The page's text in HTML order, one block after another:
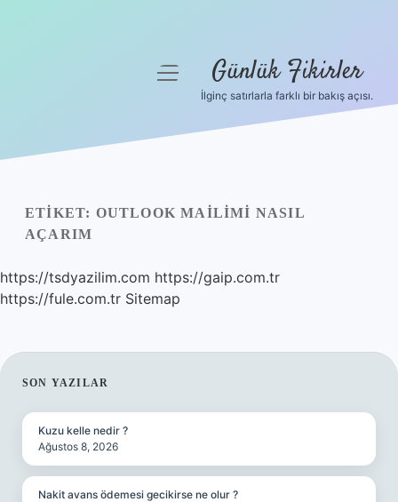
Yasal Uyarı
menüyü Günlük Fikirler
İlginç satırlarla farklı bir bakış açısı.
ETIKET: OUTLOOK MAILIMI NASIL
AÇARIM
https://tsdyazilim.com https://gaip.com.tr
https://fule.com.tr Sitemap
SIDEBAR
SON YAZILAR
Kuzu kelle nedir ?
Ağustos 8, 2026
Nakit avans ödemesi gecikirse ne olur ?